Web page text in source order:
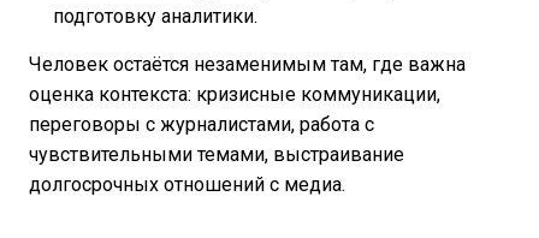
подготовку аналитики.
Человек остаётся незаменимым там, где важна
оценка контекста: кризисные коммуникации,
переговоры с журналистами, работа с
чувствительными темами, выстраивание
долгосрочных отношений с медиа.